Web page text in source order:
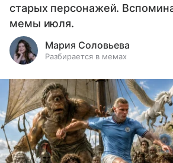
старых персонажей.
мемы июля.
Мария Соловьева
Разбирается в мемах